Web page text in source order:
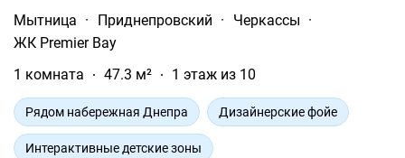
Мытница · Приднепровский · Черкассы ·
ЖК Premier Bay
1 комната
47.3 м² 1 этаж из 10
Рядом набережная Днепра Дизайнерские фойе
Интерактивные детские зоны